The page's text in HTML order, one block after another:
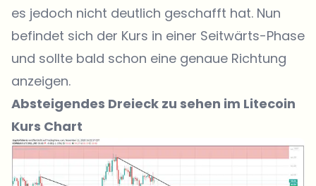
es jedoch nicht deutlich geschafft hat. Nun
befindet sich der Kurs in einer Seitwärts-Phase
und sollte bald schon eine genaue Richtung
anzeigen.
Absteigendes Dreieck zu sehen im Litecoin
Kurs Chart